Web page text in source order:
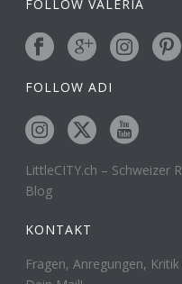
FOLLOW VALERIA
FOLLOW ADI
LittleCITY.ch – Schweizer
Blog
KONTAKT
Fragen, Anregungen,